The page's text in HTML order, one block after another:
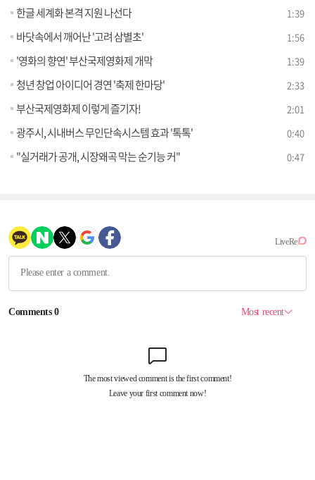
한글 세계화 본격 지원 나선다 1:39
바닷속에서 깨어난 '고려 삼별초' 1:56
'영화의 향연' 부산국제영화제 개막 1:39
청년 창업 아이디어 경연 '축제 한마당' 2:33
부산국제영화제 이렇게 즐기자! 2:01
광주시, 시내버스 무인단속시스템 효과 '톡톡' 0:40
"실거래가 공개, 시장왜곡 막는 순기능 커" 0:47